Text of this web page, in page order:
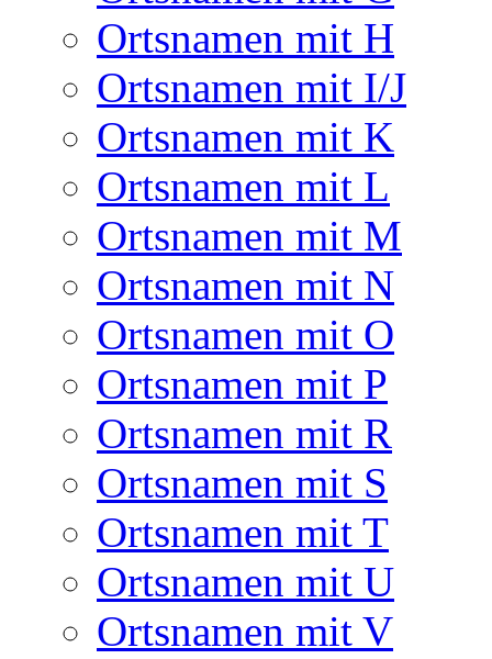
Ortsnamen mit H
Ortsnamen mit I/J
Ortsnamen mit K
Ortsnamen mit L
Ortsnamen mit M
Ortsnamen mit N
Ortsnamen mit O
Ortsnamen mit P
Ortsnamen mit R
Ortsnamen mit S
Ortsnamen mit T
Ortsnamen mit U
Ortsnamen mit V